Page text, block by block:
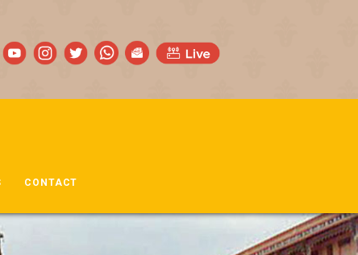
CONTACT